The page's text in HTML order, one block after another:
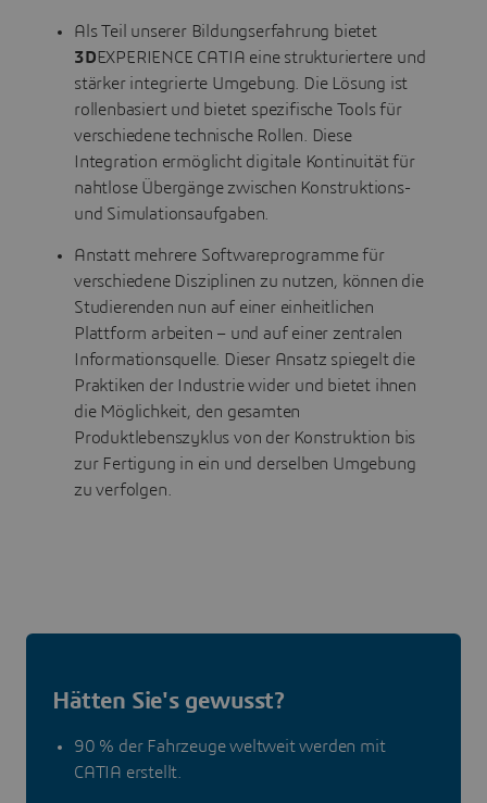
Als Teil unserer Bildungserfahrung bietet
3DEXPERIENCE CATIA eine strukturiertere und
stärker integrierte Umgebung. Die Lösung ist
rollenbasiert und bietet spezifische Tools für
verschiedene technische Rollen. Diese
Integration ermöglicht digitale Kontinuität für
nahtlose Übergänge zwischen Konstruktions-
und Simulationsaufgaben.
Anstatt mehrere Softwareprogramme für
verschiedene Disziplinen zu nutzen, können die
Studierenden nun auf einer einheitlichen
Plattform arbeiten – und auf einer zentralen
Informationsquelle. Dieser Ansatz spiegelt die
Praktiken der Industrie wider und bietet ihnen
die Möglichkeit, den gesamten
Produktlebenszyklus von der Konstruktion bis
zur Fertigung in ein und derselben Umgebung
zu verfolgen.
Hätten Sie's gewusst?
90 % der Fahrzeuge weltweit werden mit
CATIA erstellt.